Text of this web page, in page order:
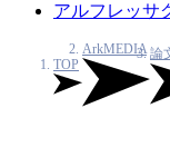
アルフレッサ
TOP
ArkMEDIA 論